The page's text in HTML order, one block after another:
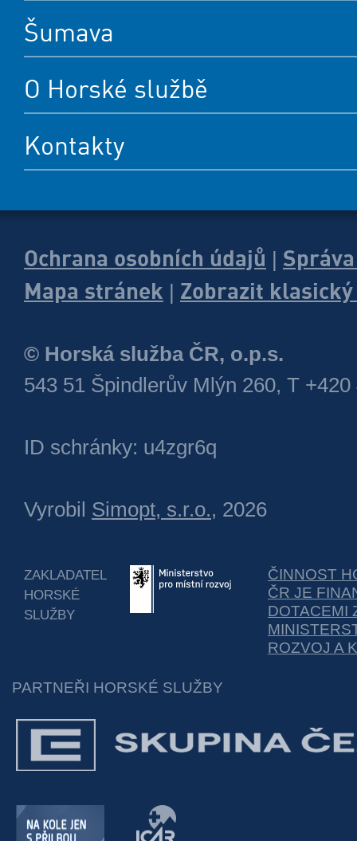
Šumava
O Horské službě
Kontakty
Ochrana osobních údajů
Mapa stránek
Zobrazit
© Horská služba ČR, o.p.s.
543 51 Špindlerův Mlýn 260, T +420
ID schránky: u4zgr6q
Vyrobil Simopt, s.r.o., 2026
ZAKLADATEL
HORSKÉ
SLUŽBY
ČINNOST
ČR JE
DOTACEMI
ROZVOJ A
PARTNEŘI HORSKÉ SLUŽBY